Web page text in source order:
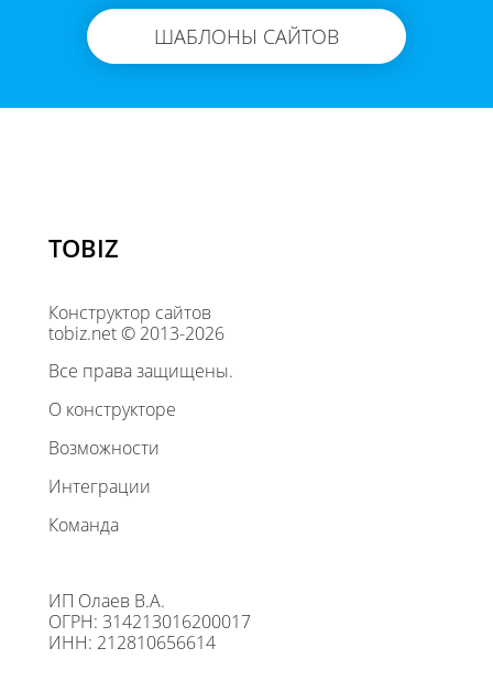
ШАБЛОНЫ САЙТОВ
TOBIZ
Конструктор сайтов
tobiz.net © 2013-2026
Все права защищены.
О конструкторе
Возможности
Интеграции
Команда
ИП Олаев В.А.
ОГРН: 314213016200017
ИНН: 212810656614